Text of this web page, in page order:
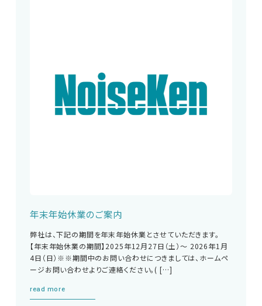
年末年始休業のご案内
弊社は、下記の期間を年末年始休業とさせていただきます。
【年末年始休業の期間】2025年12月27日（土）～ 2026年1月
4日（日）※※期間中のお問い合わせにつきましては、ホームペ
ージお問い合わせよりご連絡ください。( […]
read more